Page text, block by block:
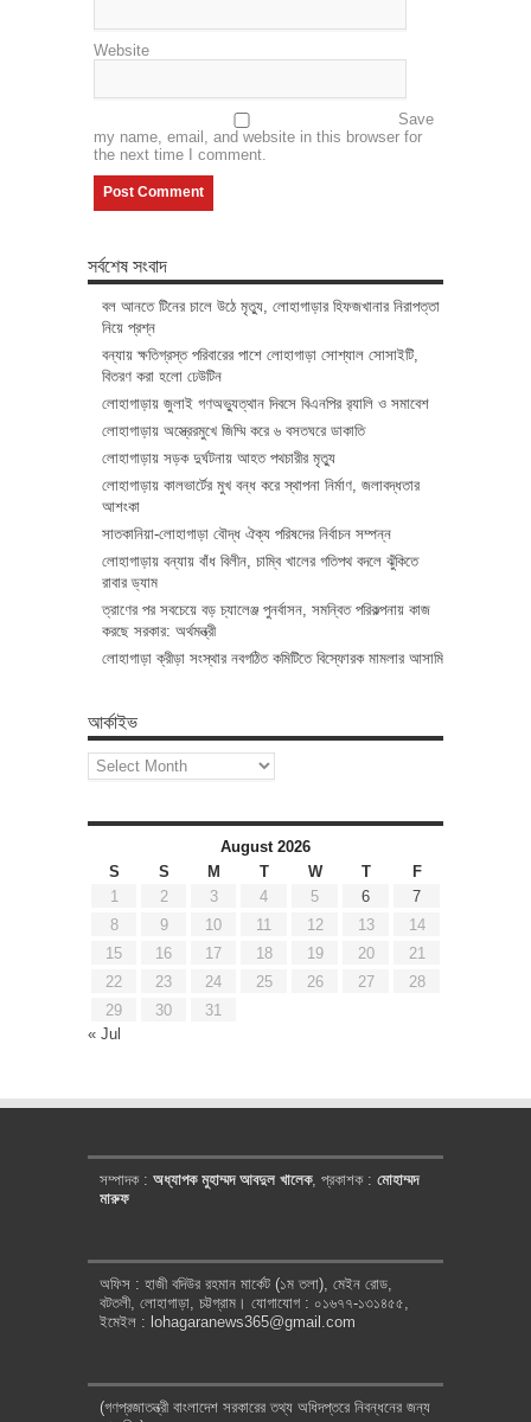
Website
Save
my name, email, and website in this browser for
the next time I comment.
সর্বশেষ সংবাদ
বল আনতে টিনের চালে উঠে মৃত্যু, লোহাগাড়ার হিফজখানার নিরাপত্তা
নিয়ে প্রশ্ন
বন্যায় ক্ষতিগ্রস্ত পরিবারের পাশে লোহাগাড়া সোশ্যাল সোসাইটি,
বিতরণ করা হলো ঢেউটিন
লোহাগাড়ায় জুলাই গণঅভ্যুত্থান দিবসে বিএনপির র‌্যালি ও সমাবেশ
লোহাগাড়ায় অস্ত্রেরমুখে জিম্মি করে ৬ বসতঘরে ডাকাতি
লোহাগাড়ায় সড়ক দুর্ঘটনায় আহত পথচারীর মৃত্যু
লোহাগাড়ায় কালভার্টের মুখ বন্ধ করে স্থাপনা নির্মাণ, জলাবদ্ধতার
আশংকা
সাতকানিয়া-লোহাগাড়া বৌদ্ধ ঐক্য পরিষদের নির্বাচন সম্পন্ন
লোহাগাড়ায় বন্যায় বাঁধ বিলীন, চাম্বি খালের গতিপথ বদলে ঝুঁকিতে
রাবার ড্যাম
ত্রাণের পর সবচেয়ে বড় চ্যালেঞ্জ পুনর্বাসন, সমন্বিত পরিকল্পনায় কাজ
করছে সরকার: অর্থমন্ত্রী
লোহাগাড়া ক্রীড়া সংস্থার নবগঠিত কমিটিতে বিস্ফোরক মামলার আসামি
আর্কাইভ
আর্কাইভ
August 2026
S
S M T W T
F
1
2 3 4 5 6
7
8
9 10 11 12 13
14
15
16 17 18 19 20
21
22
23 24 25 26 27
28
29
30
31
« Jul
সম্পাদক : অধ্যাপক মুহাম্মদ আবদুল খালেক, প্রকাশক : মোহাম্মদ
মারুফ
অফিস : হাজী বদিউর রহমান মার্কেট (১ম তলা), মেইন রোড,
বটতলী, লোহাগাড়া, চট্টগ্রাম। যোগাযোগ : ০১৬৭৭-১৩১৪৫৫,
ইমেইল : lohagaranews365@gmail.com
(গণপ্রজাতন্ত্রী বাংলাদেশ সরকারের তথ্য অধিদপ্তরে নিবন্ধনের জন্য